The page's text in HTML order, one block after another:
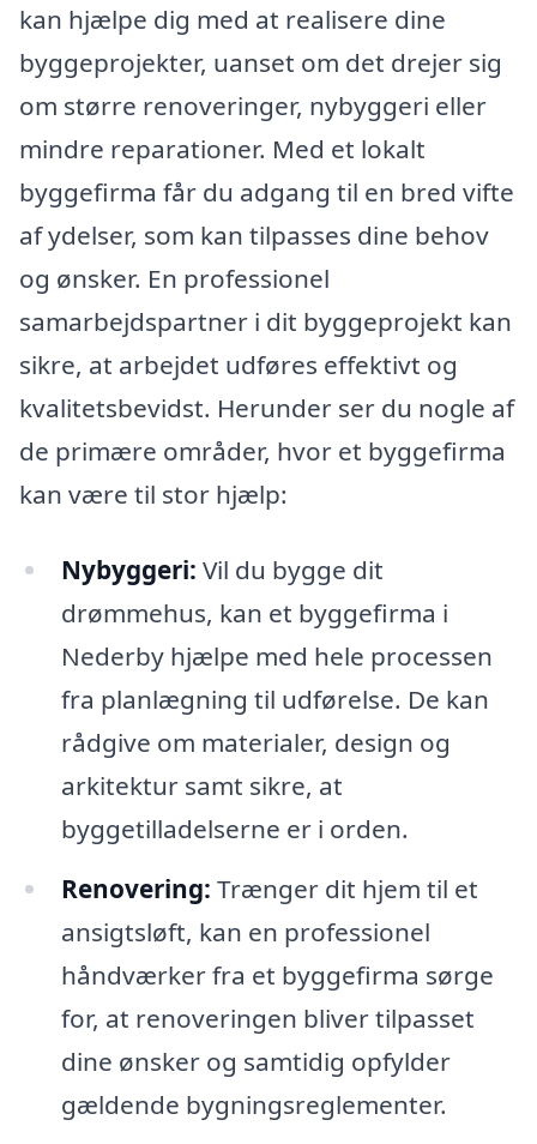
kan hjælpe dig med at realisere dine
byggeprojekter, uanset om det drejer sig
om større renoveringer, nybyggeri eller
mindre reparationer. Med et lokalt
byggefirma får du adgang til en bred vifte
af ydelser, som kan tilpasses dine behov
og ønsker. En professionel
samarbejdspartner i dit byggeprojekt kan
sikre, at arbejdet udføres effektivt og
kvalitetsbevidst. Herunder ser du nogle af
de primære områder, hvor et byggefirma
kan være til stor hjælp:
Nybyggeri: Vil du bygge dit
drømmehus, kan et byggefirma i
Nederby hjælpe med hele processen
fra planlægning til udførelse. De kan
rådgive om materialer, design og
arkitektur samt sikre, at
byggetilladelserne er i orden.
Renovering: Trænger dit hjem til et
ansigtsløft, kan en professionel
håndværker fra et byggefirma sørge
for, at renoveringen bliver tilpasset
dine ønsker og samtidig opfylder
gældende bygningsreglementer.